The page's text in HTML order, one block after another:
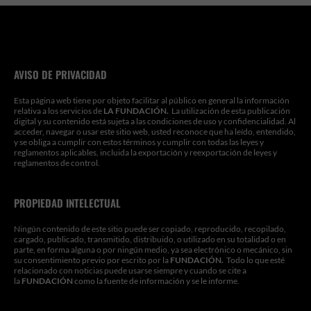
AVISO DE PRIVACIDAD
Esta página web tiene por objeto facilitar al público en general la información
relativa a los servicios de LA FUNDACIÓN. La utilización de esta publicación
digital y su contenido está sujeta a las condiciones de uso y confidencialidad. Al
acceder, navegar o usar este sitio web, usted reconoce que ha leído, entendido,
y se obliga a cumplir con estos términos y cumplir con todas las leyes y
reglamentos aplicables, incluida la exportación y reexportación de leyes y
reglamentos de control.
PROPIEDAD INTELECTUAL
Ningún contenido de este sitio puede ser copiado, reproducido, recopilado,
cargado, publicado, transmitido, distribuido, o utilizado en su totalidad o en
parte, en forma alguna o por ningún medio, ya sea electrónico o mecánico, sin
su consentimiento previo por escrito por la FUNDACIÓN. Todo lo que esté
relacionado con noticias puede usarse siempre y cuando se cite a
la FUNDACIÓN como la fuente de información y se le informe.